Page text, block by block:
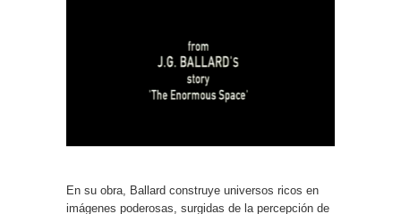
En su obra, Ballard construye universos ricos en
imágenes poderosas, surgidas de la percepción de